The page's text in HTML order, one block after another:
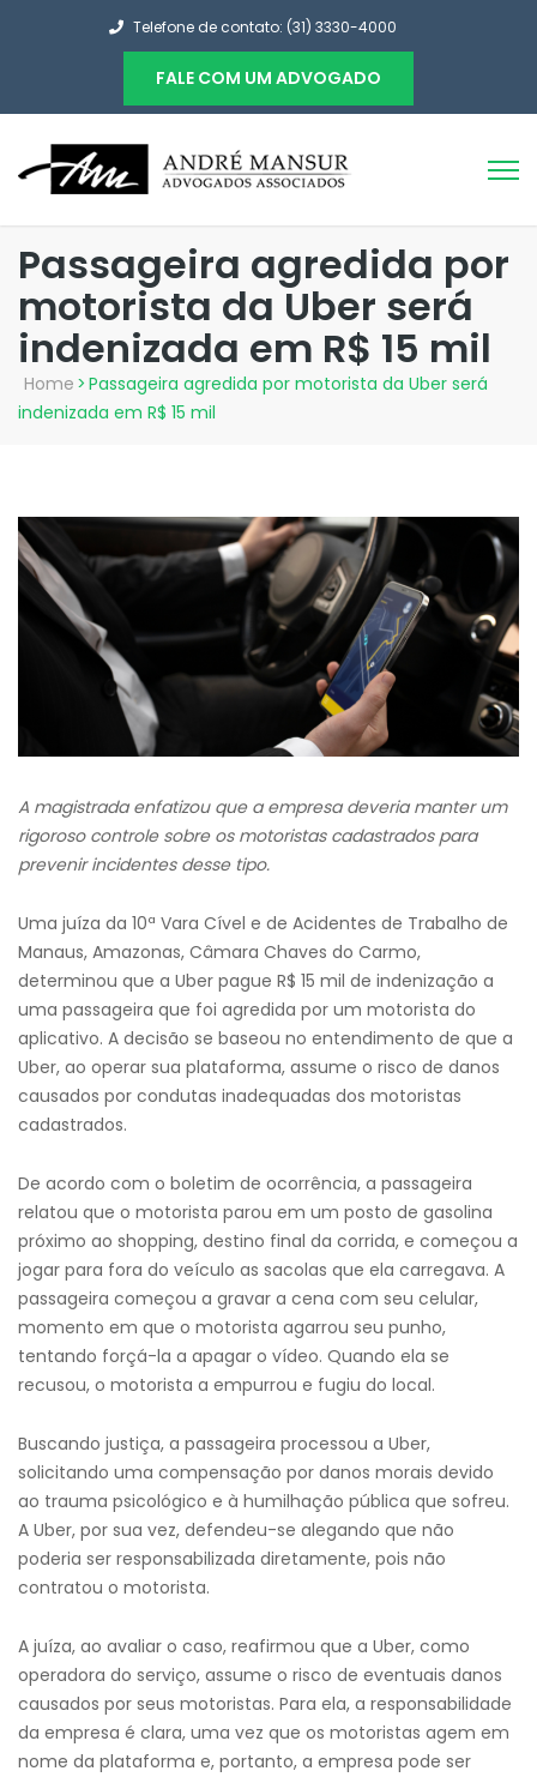
Telefone de contato: (31) 3330-4000
FALE COM UM ADVOGADO
Passageira agredida por
motorista da Uber será
indenizada em R$ 15 mil
Home > Passageira agredida por motorista da Uber será
indenizada em R$ 15 mil
A magistrada enfatizou que a empresa deveria manter um
rigoroso controle sobre os motoristas cadastrados para
prevenir incidentes desse tipo.
Uma juíza da 10ª Vara Cível e de Acidentes de Trabalho de
Manaus, Amazonas, Câmara Chaves do Carmo,
determinou que a Uber pague R$ 15 mil de indenização a
uma passageira que foi agredida por um motorista do
aplicativo. A decisão se baseou no entendimento de que a
Uber, ao operar sua plataforma, assume o risco de danos
causados por condutas inadequadas dos motoristas
cadastrados.
De acordo com o boletim de ocorrência, a passageira
relatou que o motorista parou em um posto de gasolina
próximo ao shopping, destino final da corrida, e começou a
jogar para fora do veículo as sacolas que ela carregava. A
passageira começou a gravar a cena com seu celular,
momento em que o motorista agarrou seu punho,
tentando forçá-la a apagar o vídeo. Quando ela se
recusou, o motorista a empurrou e fugiu do local.
Buscando justiça, a passageira processou a Uber,
solicitando uma compensação por danos morais devido
ao trauma psicológico e à humilhação pública que sofreu.
A Uber, por sua vez, defendeu-se alegando que não
poderia ser responsabilizada diretamente, pois não
contratou o motorista.
A juíza, ao avaliar o caso, reafirmou que a Uber, como
operadora do serviço, assume o risco de eventuais danos
causados por seus motoristas. Para ela, a responsabilidade
da empresa é clara, uma vez que os motoristas agem em
nome da plataforma e, portanto, a empresa pode ser